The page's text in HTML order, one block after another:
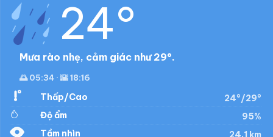
24°
Mưa rào nhẹ, cảm giác như 29°.
🌅 05:34 · 🌇 18:16
Thấp/Cao
24°/29°
Độ ẩm
95%
Tầm nhìn
24.1 km